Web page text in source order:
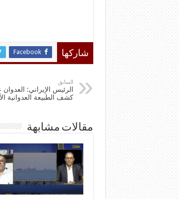
شاركها Facebook
السابق
الرئيس الإيراني:
كشف الطبيعة العدوانية
مقالات مشابهة